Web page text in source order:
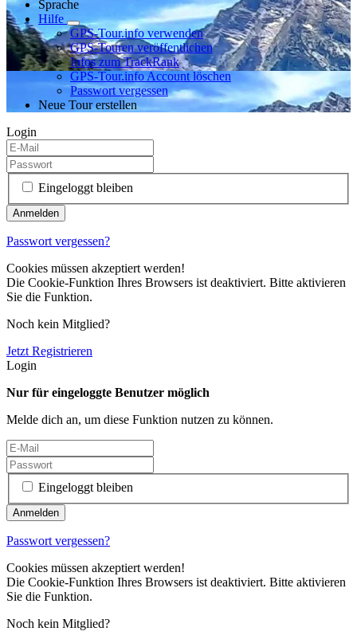
Sprache
Hilfe
GPS-Tour.info verwenden
GPS-Touren veröffentlichen
Infos zum TrackRank
GPS-Tour.info Account löschen
Passwort vergessen
Neue Tour erstellen
Login
Eingeloggt bleiben
Passwort vergessen?
Cookies müssen akzeptiert werden!
Die Cookie-Funktion Ihres Browsers ist deaktiviert. Bitte aktivieren
Sie die Funktion.
Noch kein Mitglied?
Jetzt Registrieren
Login
Nur für eingeloggte Benutzer möglich
Melde dich an, um diese Funktion nutzen zu können.
Eingeloggt bleiben
Passwort vergessen?
Cookies müssen akzeptiert werden!
Die Cookie-Funktion Ihres Browsers ist deaktiviert. Bitte aktivieren
Sie die Funktion.
Noch kein Mitglied?